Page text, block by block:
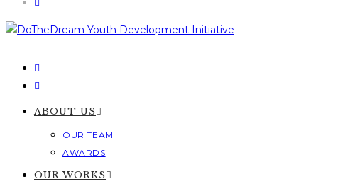
ABOUT US
OUR TEAM
AWARDS
OUR WORKS